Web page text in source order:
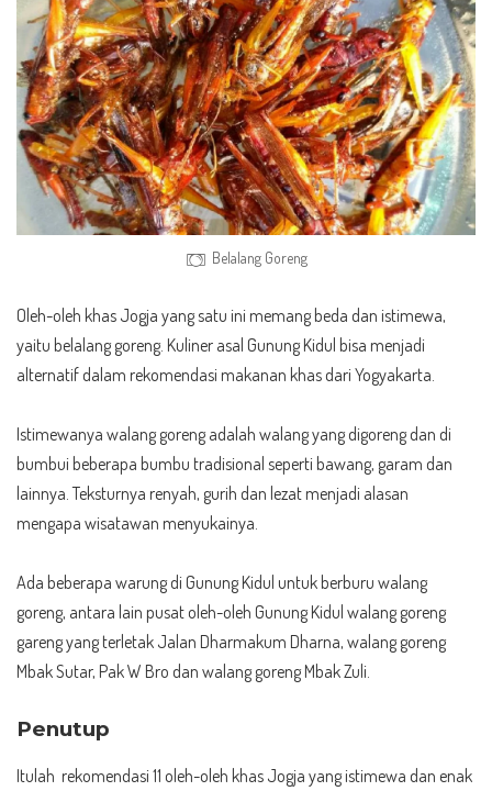
Belalang Goreng
Oleh-oleh khas Jogja yang satu ini memang beda dan istimewa,
yaitu belalang goreng. Kuliner asal Gunung Kidul bisa menjadi
alternatif dalam rekomendasi makanan khas dari Yogyakarta.
Istimewanya walang goreng adalah walang yang digoreng dan di
bumbui beberapa bumbu tradisional seperti bawang, garam dan
lainnya. Teksturnya renyah, gurih dan lezat menjadi alasan
mengapa wisatawan menyukainya.
Ada beberapa warung di Gunung Kidul untuk berburu walang
goreng, antara lain pusat oleh-oleh Gunung Kidul walang goreng
gareng yang terletak Jalan Dharmakum Dharna, walang goreng
Mbak Sutar, Pak W Bro dan walang goreng Mbak Zuli.
Penutup
Itulah rekomendasi 11 oleh-oleh khas Jogja yang istimewa dan enak